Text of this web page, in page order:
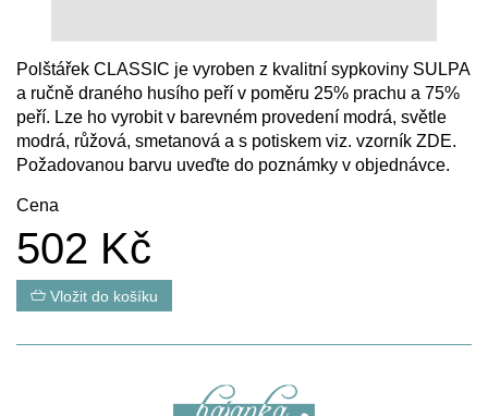
Polštářek CLASSIC je vyroben z kvalitní sypkoviny SULPA
a ručně draného husího peří v poměru 25% prachu a 75%
peří. Lze ho vyrobit v barevném provedení modrá, světle
modrá, růžová, smetanová a s potiskem viz. vzorník ZDE.
Požadovanou barvu uveďte do poznámky v objednávce.
Cena
502 Kč
Vložit do košíku